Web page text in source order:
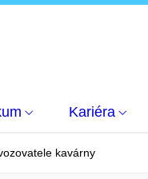
Kariéra
kavárny